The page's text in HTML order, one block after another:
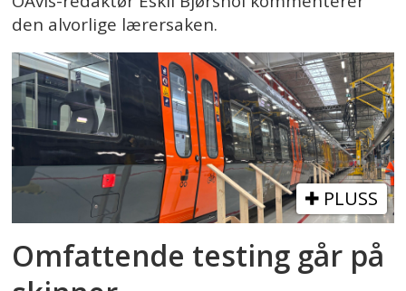
den alvorlige lærersaken.
PLUSS
Omfattende testing går på